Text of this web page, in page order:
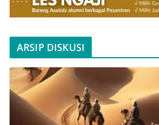
ARSIP DISKUSI